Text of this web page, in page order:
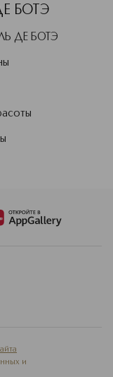
БОТЭ
ДЕ БОТЭ
и